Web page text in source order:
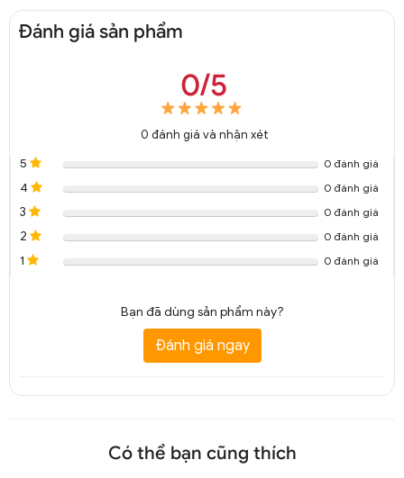
Đánh giá sản phẩm
0/5
0 đánh giá và nhận xét
5
0 đánh giá
4 0 đánh giá
3 0 đánh giá
2 0 đánh giá
1 0 đánh giá
Bạn đã dùng sản phẩm này?
Đánh giá ngay
Có thể bạn cũng thích